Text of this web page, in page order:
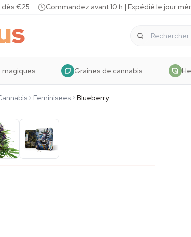
dès €25 Commandez avant 10 h | Expédié le jour
magiques Graines de cannabis
Feminisees Blueberry